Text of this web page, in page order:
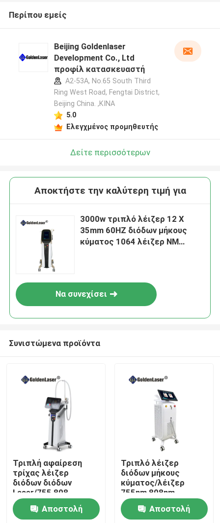
Σπίτι
Προϊόντα
Βίντεο
Περίπου εμείς
Beijing Goldenlaser
Development Co., Ltd
προφίλ κατασκευαστή
A2-53A, No.65 South Third
Ring West Road, Fengtai District,
Beijing China. ,ΚΙΝΑ
5.0
Ελεγχμένος προμηθευτής
Δείτε περισσότερων
Αποκτήστε την καλύτερη τιμή για
3000w τριπλό λέιζερ 12 X
35mm 60HZ διόδων μήκους
κύματος 1064 λέιζερ NM
Να συνεχίσει
Συνιστώμενα προϊόντα
Τριπλή αφαίρεση
τρίχας λέιζερ
διόδων διόδων
Laser/755 808
1064nm μήκους
κύματοςΑποστολή
Τριπλό λέιζερ
διόδων μήκους
κύματος/λέιζερ
755nm 808nm
1064nm διόδων
Αποστολή